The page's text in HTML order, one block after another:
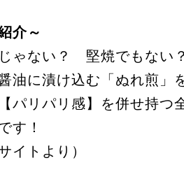
介～
ゃない？ 堅焼でもない
油に漬け込む「ぬれ煎」
パリパリ感】を併せ持つ
す！
イトより）